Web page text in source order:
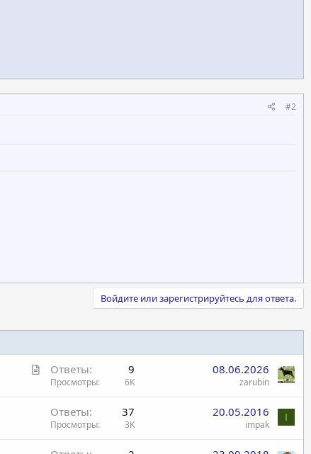
#2
Войдите или зарегистрируйтесь для ответа.
С
Ответы 9
Просмотры 6K
08.06.2026
zarubin
Ответы 37
Просмотры 3K
20.05.2016
impak
I